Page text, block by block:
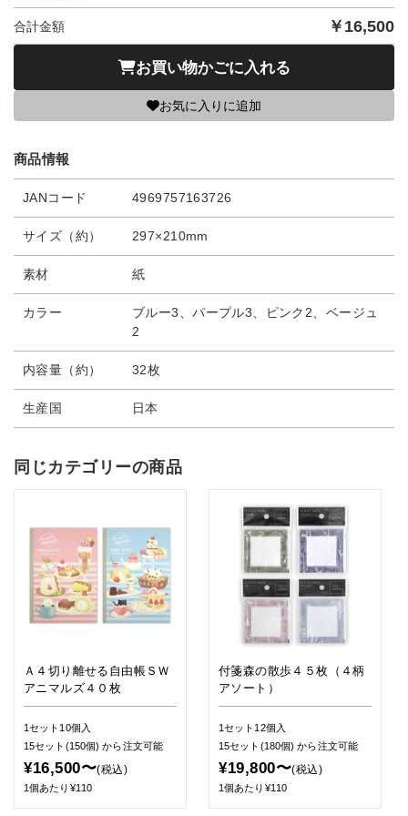
合計金額 ￥ 16,500
お買い物かごに入れる
お気に入りに追加
商品情報
JANコード 4969757163726
サイズ（約） 297×210mm
素材 紙
カラー
ブルー3、パープル3、ピンク2、ベージュ
2
内容量（約） 32枚
生産国 日本
同じカテゴリーの商品
Ａ４切り離せる自由帳ＳＷ
アニマルズ４０枚
1セット10個入
15セット(150個)から注文可能
¥16,500〜(税込)
1個あたり¥110
付箋森の散歩４５枚（４柄
アソート）
1セット12個入
15セット(180個)から注文可能
¥19,800〜(税込)
1個あたり¥110